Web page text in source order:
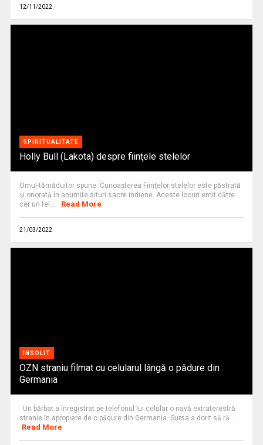
12/11/2022
SPIRITUALITATE
Holly Bull (Lakota) despre fiinţele stelelor
Omul-tămăduitor spune: Cunoaşterea Fiinţelor stelelor este păstrată
şi onorată în anumite situri sacre indiene. Aceste locuri emit către
cer un fel ...
Read More
21/03/2022
INSOLIT
OZN straniu filmat cu celularul lângă o pădure din
Germania
Un bărbat a înregistrat pe telefonul lui celular o navă extraterestră
stranie în apropiere de o pădure din Germania. Sursa a dorit să ră ...
Read More